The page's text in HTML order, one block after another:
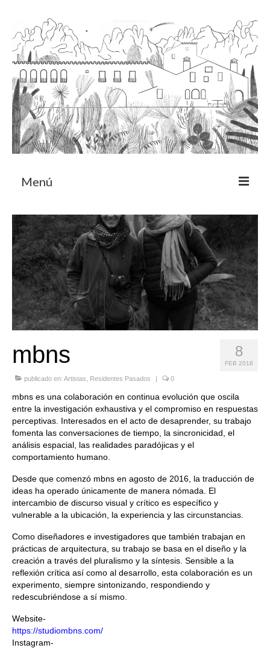
Menú
Acerca
Programa de residencia
CRUCERO
Quedate con nosotras
Archivo
Idioma:
8
FEB 2018
mbns
publicado en: Artistas Residentes Pasados | 0
mbns es una colaboración en continua evolución que oscila
entre la investigación exhaustiva y el compromiso en respuestas
perceptivas. Interesados en el acto de desaprender, su trabajo
fomenta las conversaciones de tiempo, la sincronicidad, el
análisis espacial, las realidades paradójicas y el
comportamiento humano.
Desde que comenzó mbns en agosto de 2016, la traducción de
ideas ha operado únicamente de manera nómada. El
intercambio de discurso visual y crítico es específico y
vulnerable a la ubicación, la experiencia y las circunstancias.
Como diseñadores e investigadores que también trabajan en
prácticas de arquitectura, su trabajo se basa en el diseño y la
creación a través del pluralismo y la síntesis. Sensible a la
reflexión crítica así como al desarrollo, esta colaboración es un
experimento, siempre sintonizando, respondiendo y
redescubriéndose a sí mismo.
Website-
https://studiombns.com/
Instagram-